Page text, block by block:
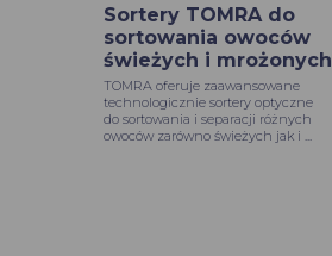
Sortery TOMRA do
sortowania owoców
świeżych i mrożonych
TOMRA oferuje zaawansowane
technologicznie sortery optyczne
do sortowania i separacji różnych
owoców zarówno świeżych jak i ...